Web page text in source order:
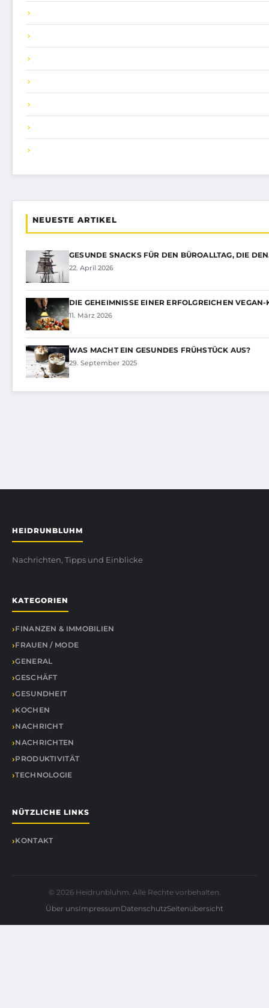
NEUESTE ARTIKEL
GESUNDE SNACKS FÜR DEN BÜROALLTAG, DIE
22. April 2026
DIE GEHEIMNISSE EINER ERFOLGREICHEN
11. März 2026
WAS MACHT EIN GESUNDES FRÜHSTÜCK AUS?
29. September 2025
HEIDRUNBLUHM
Nachrichten, Tipps und Einblicke
KATEGORIEN
FINANZEN & IMMOBILIEN
FRAUEN / MODE
GENERAL
GESCHÄFT
GESUNDHEIT
KOCHEN
NACHRICHT
NACHRICHTEN
PRODUKTIVITÄT
TECHNOLOGIE
NÜTZLICHE LINKS
KONTAKT
© 2026 Heidrunbluhm. Alle Rechte vorbehalten.
Über unsImpressumDatenschutzSeitenübersicht